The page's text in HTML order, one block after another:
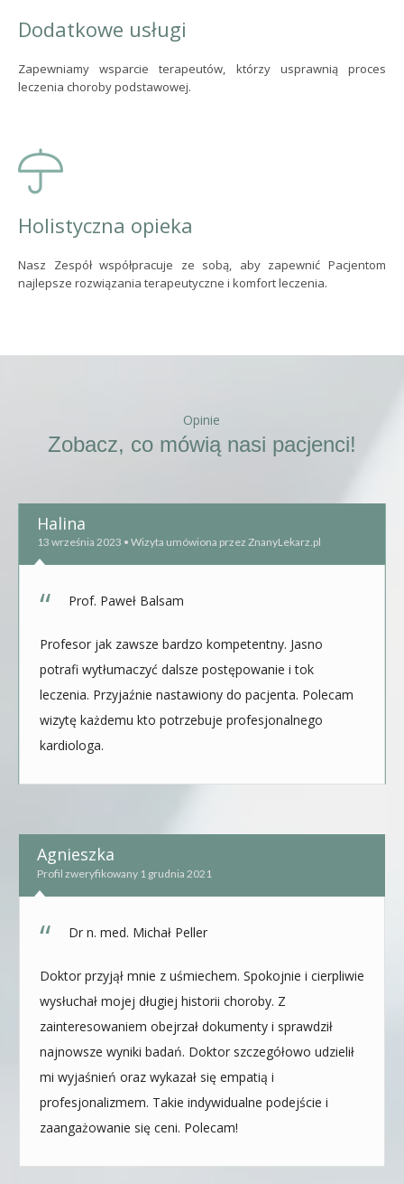
Dodatkowe usługi
Zapewniamy wsparcie terapeutów, którzy usprawnią proces
leczenia choroby podstawowej.
Holistyczna opieka
Nasz Zespół współpracuje ze sobą, aby zapewnić Pacjentom
najlepsze rozwiązania terapeutyczne i komfort leczenia.
Opinie
Zobacz, co mówią nasi pacjenci!
Halina
13 września 2023 • Wizyta umówiona przez ZnanyLekarz.pl
Prof. Paweł Balsam
Profesor jak zawsze bardzo kompetentny. Jasno
potrafi wytłumaczyć dalsze postępowanie i tok
leczenia. Przyjaźnie nastawiony do pacjenta. Polecam
wizytę każdemu kto potrzebuje profesjonalnego
kardiologa.
Agnieszka
Profil zweryfikowany 1 grudnia 2021
Dr n. med. Michał Peller
Doktor przyjął mnie z uśmiechem. Spokojnie i cierpliwie
wysłuchał mojej długiej historii choroby. Z
zainteresowaniem obejrzał dokumenty i sprawdził
najnowsze wyniki badań. Doktor szczegółowo udzielił
mi wyjaśnień oraz wykazał się empatią i
profesjonalizmem. Takie indywidualne podejście i
zaangażowanie się ceni. Polecam!